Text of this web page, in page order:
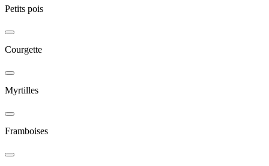
Petits pois
Courgette
Myrtilles
Framboises